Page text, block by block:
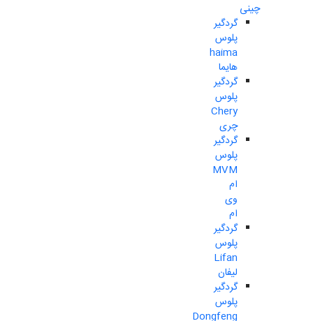
چینی
گردگیر
پلوس
haima
هایما
گردگیر
پلوس
Chery
چری
گردگیر
پلوس
MVM
ام
وی
ام
گردگیر
پلوس
Lifan
لیفان
گردگیر
پلوس
Dongfeng